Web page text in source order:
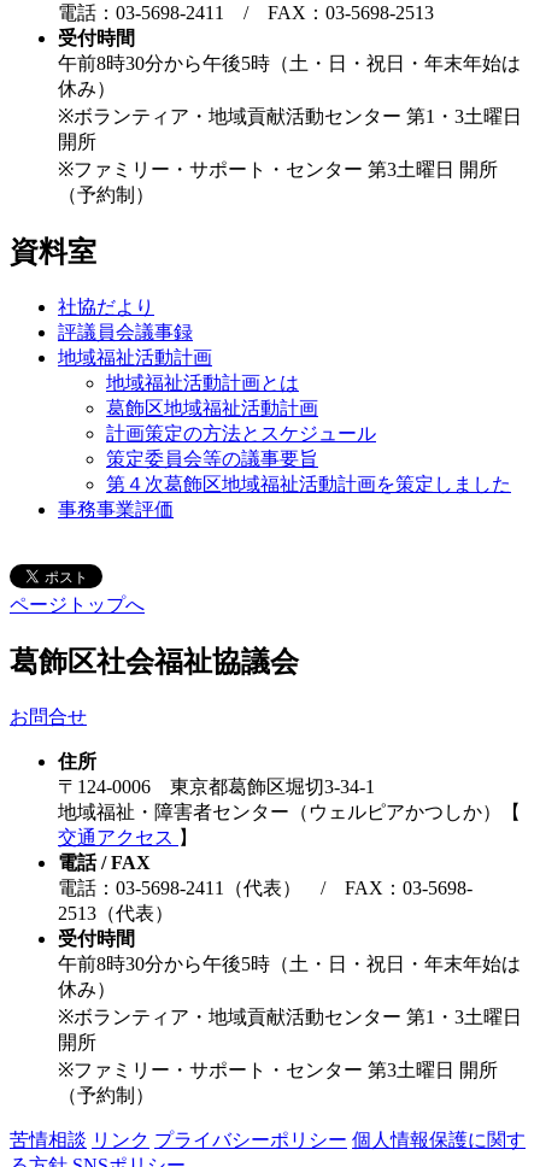
電話：03-5698-2411 / FAX：03-5698-2513
受付時間
午前8時30分から午後5時（土・日・祝日・年末年始は
休み）
※ボランティア・地域貢献活動センター 第1・3土曜日
開所
※ファミリー・サポート・センター 第3土曜日 開所
（予約制）
資料室
社協だより
評議員会議事録
地域福祉活動計画
地域福祉活動計画とは
葛飾区地域福祉活動計画
計画策定の方法とスケジュール
策定委員会等の議事要旨
第４次葛飾区地域福祉活動計画を策定しました
事務事業評価
ページトップへ
葛飾区社会福祉協議会
お問合せ
住所
〒124-0006 東京都葛飾区堀切3-34-1
地域福祉・障害者センター（ウェルピアかつしか）【
交通アクセス 】
電話 / FAX
電話：03-5698-2411（代表） / FAX：03-5698-
2513（代表）
受付時間
午前8時30分から午後5時（土・日・祝日・年末年始は
休み）
※ボランティア・地域貢献活動センター 第1・3土曜日
開所
※ファミリー・サポート・センター 第3土曜日 開所
（予約制）
苦情相談 リンク プライバシーポリシー 個人情報保護に関す